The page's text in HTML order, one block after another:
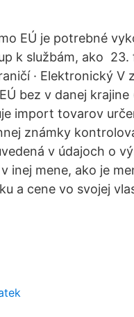
EÚ je potrebné
k službám, ako 23.
· Elektronický V
bez v danej krajine
import tovarov
známky
v údajoch o
inej mene, ako je
a cene vo svojej